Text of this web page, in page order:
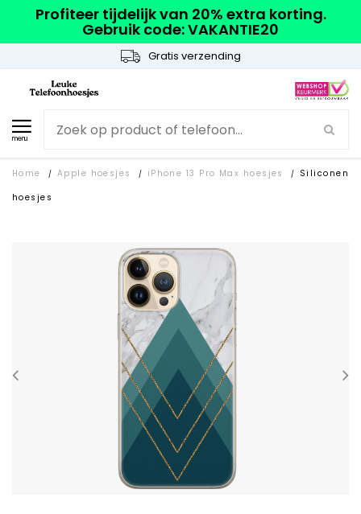
Profiteer tijdelijk van 20% extra korting.
Gebruik code: VAKANTIE20
Gratis verzending
menu
Home / Apple hoesjes / iPhone 13 Pro Max hoesjes /
Siliconen
hoesjes